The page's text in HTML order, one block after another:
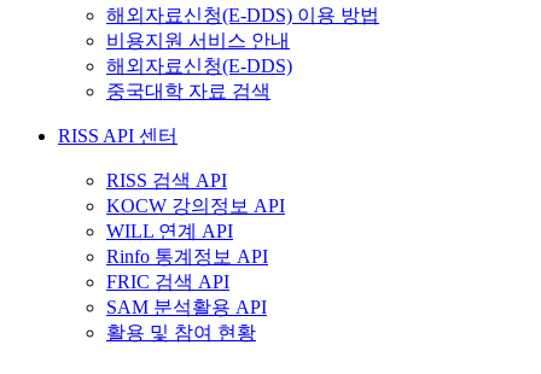
해외자료신청(E-DDS) 이용 방법
비용지원 서비스 안내
해외자료신청(E-DDS)
중국대학 자료 검색
RISS API 센터
RISS 검색 API
KOCW 강의정보 API
WILL 연계 API
Rinfo 통계정보 API
FRIC 검색 API
SAM 분석활용 API
활용 및 참여 현황